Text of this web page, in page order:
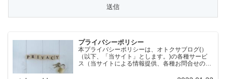
プライバシーポリシー
本プライバシーポリシーは、オトクサブログ(）
（以下、「当サイト」とします。)の各種サービ
ス（当サイトによる情報提供、各種お問合せの受
問者」とします。）の個人情報もしくはそれに準